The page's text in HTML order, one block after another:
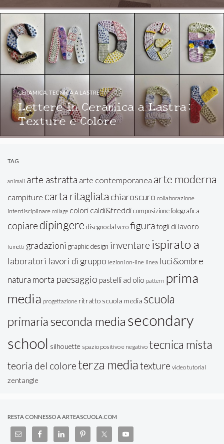
Lettere in Ceramica a Lastra:
Texture e Colore
CERAMICA TECNICA A LASTRE
TAG
animali arte astratta arte contemporanea arte moderna
campiture carta ritagliata chiaroscuro collaborazione
interdisciplinare collage colori caldi&freddicomposizione fotografica
copiaredipingere disegno dal verofigura fogli di lavoro
fumetti gradazioni graphic design inventare ispirato a
laboratori lavori di gruppo lezioni on-line linea luci&ombre
natura morta paesaggio pastelli ad olio pattern prima
media progettazione ritratto scuola media scuola
primaria seconda media secondary
school silhouette spazio positivo e negativo tecnica mista
teoria del coloreterza media texture video tutorial
zentangle
RESTA CONNESSO A ARTEASCUOLA.COM